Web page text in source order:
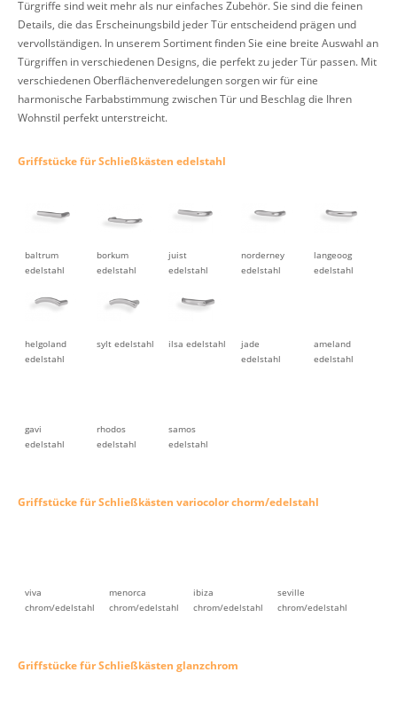
Türgriffe sind weit mehr als nur einfaches Zubehör. Sie sind die feinen
Details, die das Erscheinungsbild jeder Tür entscheidend prägen und
vervollständigen. In unserem Sortiment finden Sie eine breite Auswahl an
Türgriffen in verschiedenen Designs, die perfekt zu jeder Tür passen. Mit
verschiedenen Oberflächenveredelungen sorgen wir für eine
harmonische Farbabstimmung zwischen Tür und Beschlag die Ihren
Wohnstil perfekt unterstreicht.
Griffstücke für Schließkästen edelstahl
baltrum
edelstahl
borkum
edelstahl
juist
edelstahl
norderney
edelstahl
langeoog
edelstahl
helgoland
edelstahl
sylt edelstahl ilsa edelstahl
jade
edelstahl
ameland
edelstahl
gavi
edelstahl
rhodos
edelstahl
samos
edelstahl
Griffstücke für Schließkästen variocolor chorm/edelstahl
viva
chrom/edelstahl
menorca
chrom/edelstahl
ibiza
chrom/edelstahl
seville
chrom/edelstahl
Griffstücke für Schließkästen glanzchrom